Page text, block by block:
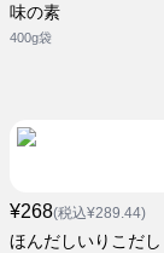
味の素
400g袋
¥268(税込¥289.44)
ほんだしいりこだ